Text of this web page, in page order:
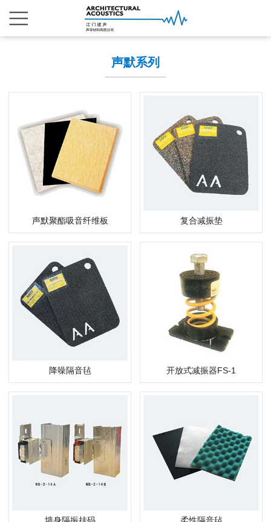
声默系列
声默聚酯吸音纤维板 复合减振垫
降噪隔音毡 开放式减振器FS-1